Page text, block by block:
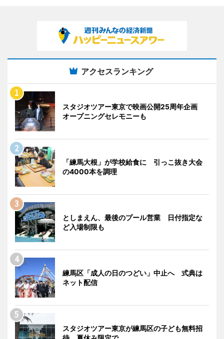
アクセスランキング
スタジオツアー東京で映画公開25周年企画
オープニングセレモニーも
「練馬大根」が学校給食に 引っこ抜き大会
の4000本を調理
としまえん、最後のプール営業 日付指定な
ど入場制限も
練馬区「成人の日のつどい」中止へ 式典は
ネット配信
スタジオツアー東京が練馬区の子ども無料招